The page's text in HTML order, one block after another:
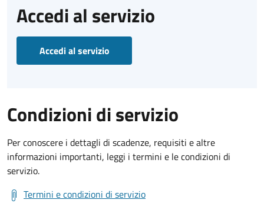
Accedi al servizio
Accedi al servizio
Condizioni di servizio
Per conoscere i dettagli di scadenze, requisiti e altre
informazioni importanti, leggi i termini e le condizioni di
servizio.
Termini e condizioni di servizio